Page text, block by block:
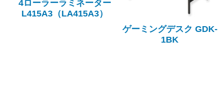
4ローラーラミネーター
L415A3（LA415A3）
ゲーミングデスク GDK-
1BK